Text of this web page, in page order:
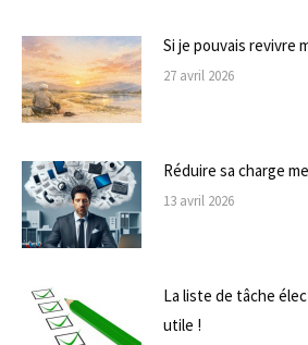
Si je pouvais revivre
27 avril 2026
Réduire sa charge
13 avril 2026
La liste de tâche
utile !